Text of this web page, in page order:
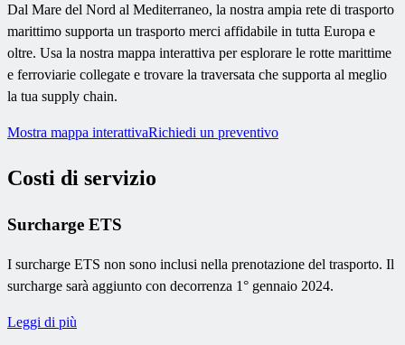
Dal Mare del Nord al Mediterraneo, la nostra ampia rete di trasporto
marittimo supporta un trasporto merci affidabile in tutta Europa e
oltre. Usa la nostra mappa interattiva per esplorare le rotte marittime
e ferroviarie collegate e trovare la traversata che supporta al meglio
la tua supply chain.
Mostra mappa interattivaRichiedi un preventivo
Costi di servizio
Surcharge ETS
I surcharge ETS non sono inclusi nella prenotazione del trasporto. Il
surcharge sarà aggiunto con decorrenza 1° gennaio 2024.
Leggi di più